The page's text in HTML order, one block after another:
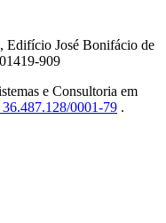
Edifício José Bonifácio de
909
e Consultoria em
0001-79 .